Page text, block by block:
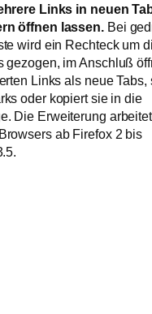
Links in neuen
öffnen lassen. Bei
wird ein Rechteck um
gezogen, im Anschluß
Links als neue Tabs,
oder kopiert sie in die
Die Erweiterung
ab Firefox 2 bis